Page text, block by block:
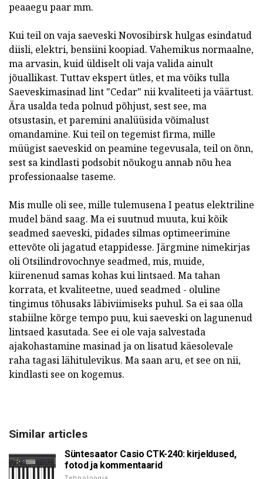
peaaegu paar mm.
Kui teil on vaja saeveski Novosibirsk hulgas esindatud
diisli, elektri, bensiini koopiad. Vahemikus normaalne,
ma arvasin, kuid üldiselt oli vaja valida ainult
jõuallikast. Tuttav ekspert ütles, et ma võiks tulla
Saeveskimasinad lint "Cedar" nii kvaliteeti ja väärtust.
Ära usalda teda polnud põhjust, sest see, ma
otsustasin, et paremini analüüsida võimalust
omandamine. Kui teil on tegemist firma, mille
müügist saeveskid on peamine tegevusala, teil on õnn,
sest sa kindlasti podsobit nõukogu annab nõu hea
professionaalse taseme.
Mis mulle oli see, mille tulemusena I peatus elektriline
mudel bänd saag. Ma ei suutnud muuta, kui kõik
seadmed saeveski, pidades silmas optimeerimine
ettevõte oli jagatud etappidesse. Järgmine nimekirjas
oli Otsilindrovochnye seadmed, mis, muide,
kiirenenud samas kohas kui lintsaed. Ma tahan
korrata, et kvaliteetne, uued seadmed - oluline
tingimus tõhusaks läbiviimiseks puhul. Sa ei saa olla
stabiilne kõrge tempo puu, kui saeveski on lagunenud
lintsaed kasutada. See ei ole vaja salvestada
ajakohastamine masinad ja on lisatud käesolevale
raha tagasi lähitulevikus. Ma saan aru, et see on nii,
kindlasti see on kogemus.
Similar articles
Süntesaator Casio CTK-240: kirjeldused,
fotod ja kommentaarid